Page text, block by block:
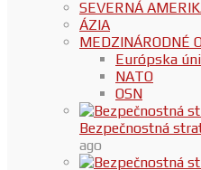
SEVERNÁ
ÁZIA
MEDZINÁRODNÉ
Európska
NATO
OSN
Bezpečnostná
ago